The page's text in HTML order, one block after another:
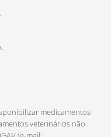
medicamentos
veterinários não